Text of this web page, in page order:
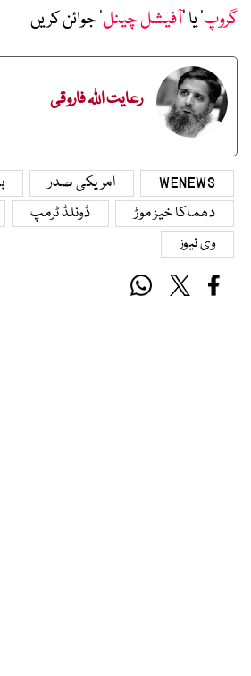
گروپ‘ یا ’آفیشل چینل‘ جوائن کریں
رعایت اللہ فاروقی
WENEWS امریکی صدر
دھماکا خیز موڑ
ڈونلڈ ٹرمپ
وی نیوز